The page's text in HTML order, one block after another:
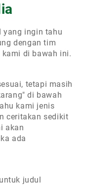
yang ingin tahu
dengan tim
di bawah ini.
tetapi masih
di bawah
kami jenis
ceritakan sedikit
akan
ada
judul